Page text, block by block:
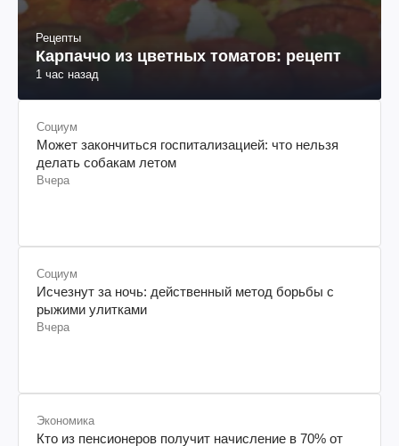
Рецепты
Карпаччо из цветных томатов: рецепт
Социум
Может закончиться госпитализацией: что нельзя
делать собакам летом
Социум
Исчезнут за ночь: действенный метод борьбы с
рыжими улитками
Экономика